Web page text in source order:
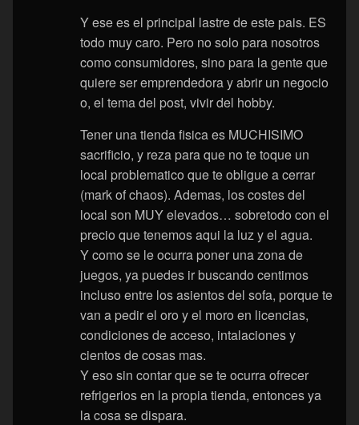
Y ese es el principal lastre de este pais. ES
todo muy caro. Pero no solo para nosotros
como consumidores, sino para la gente que
quiere ser emprendedora y abrir un negocio
o, el tema del post, vivir del hobby.
Tener una tienda fisica es MUCHISIMO
sacrificio, y reza para que no te toque un
local problematico que te obligue a cerrar
(mark of chaos). Ademas, los costes del
local son MUY elevados… sobretodo con el
precio que tenemos aqui la luz y el agua.
Y como se le ocurra poner una zona de
juegos, ya puedes ir buscando centimos
incluso entre los asientos del sofa, porque te
van a pedir el oro y el moro en licencias,
condiciones de acceso, intalaciones y
cientos de cosas mas.
Y eso sin contar que se te ocurra ofrecer
refrigerios en la propia tienda, entonces ya
la cosa se dispara.